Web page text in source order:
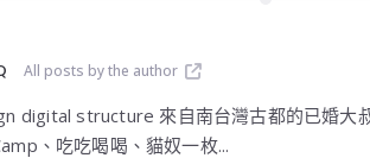
All posts by the author
digital structure 來自南台灣古都的已婚大
、吃吃喝喝、貓奴一枚...